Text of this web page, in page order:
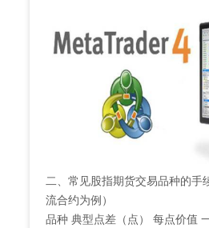
二、常见股指期货交易品种的手
流合约为例）
品种 典型点差（点） 每点价值